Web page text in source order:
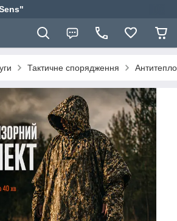
Тактичне спорядження